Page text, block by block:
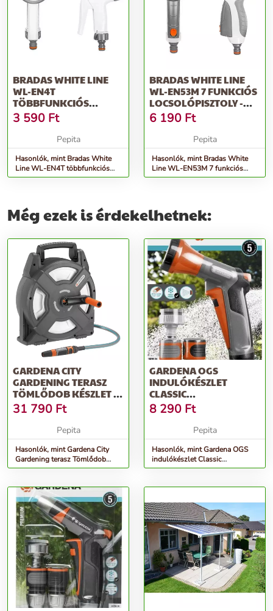
BRADAS WHITE LINE
WL-EN4T
TÖBBFUNKCIÓS
LOCSOLÓPISZTOLY -
FEHÉR-SZÜRKE
3 590 Ft
Pepita
Hasonlók, mint Bradas White
Line WL-EN4T többfunkciós
Locsolópisztoly - fehér-szürke
BRADAS WHITE LINE
WL-EN53M 7 FUNKCIÓS
LOCSOLÓPISZTOLY -
FEHÉR-SZÜRKE
6 190 Ft
Pepita
Hasonlók, mint Bradas White
Line WL-EN53M 7 funkciós
Locsolópisztoly - fehér-szürke
Még ezek is érdekelhetnek:
GARDENA CITY
GARDENING TERASZ
TÖMLŐDOB KÉSZLET -
SZÜRKE
31 790 Ft
Pepita
Hasonlók, mint Gardena City
Gardening terasz Tömlődob
készlet - szürke
GARDENA OGS
INDULÓKÉSZLET
CLASSIC
LOCSOLÓPISZTOLLYAL -
SZÜRKE-NARANCS
8 290 Ft
Pepita
Hasonlók, mint Gardena OGS
indulókészlet Classic
Locsolópisztollyal - szürke-